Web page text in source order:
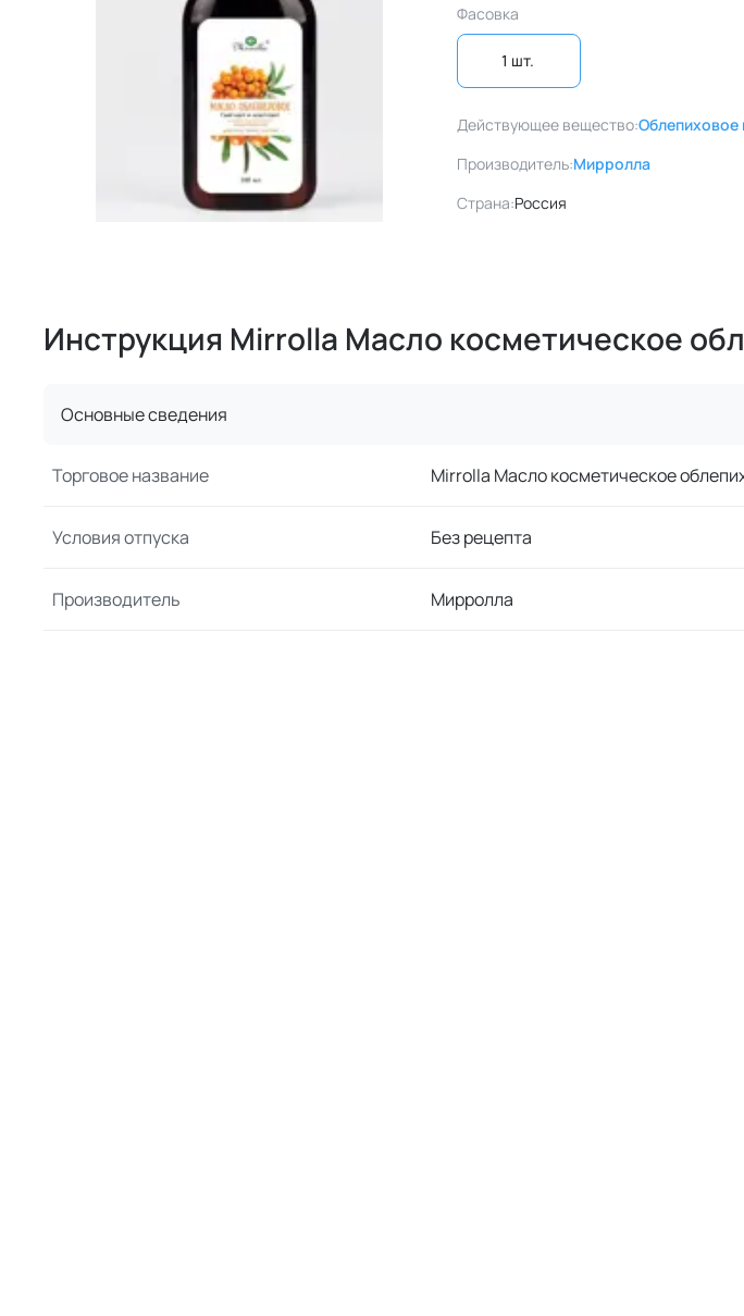
Фасовка
1 шт.
Действующее вещество:Облепиховое
Производитель:Мирролла
Страна:Россия
Инструкция Mirrolla Масло косметическое
Основные сведения
Торговое название Mirrolla Масло косметическое
Условия отпуска Без рецепта
Производитель Мирролла